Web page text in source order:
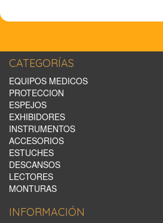
CATEGORÍAS
EQUIPOS MEDICOS
PROTECCION
ESPEJOS
EXHIBIDORES
INSTRUMENTOS
ACCESORIOS
ESTUCHES
DESCANSOS
LECTORES
MONTURAS
INFORMACIÓN